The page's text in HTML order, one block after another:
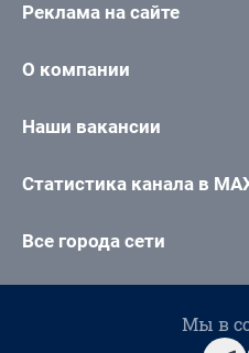
Реклама на сайте
О компании
Наши вакансии
Статистика канала в
Все города сети
Мы в